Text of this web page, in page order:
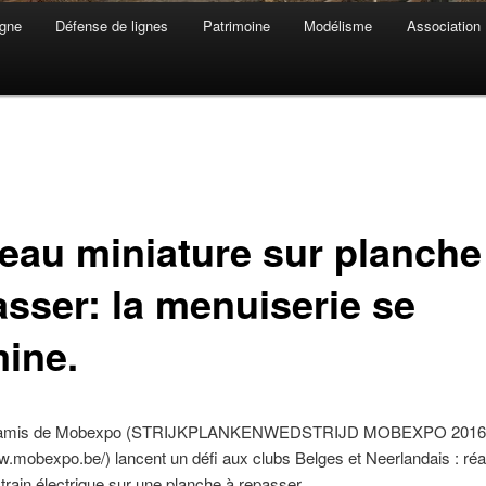
Défense de lignes Patrimoine Modélisme Association
miniature sur
la menuiserie se
de Mobexpo (STRIJKPLANKENWEDSTRIJD MOBEXPO